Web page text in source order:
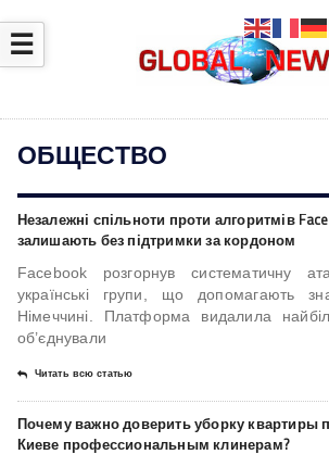
☰
ОБЩЕСТВО
Незалежні спільноти проти алгоритмів
залишають без підтримки за кордоном
Facebook розгорнув систематичну
українські групи, що допомагають
Німеччині. Платформа видалила
об’єднували
Читать всю статью
Почему важно доверить уборку квартиры
Киеве профессиональным клинерам?